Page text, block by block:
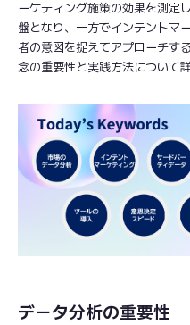
ーケティング施策の効果を測定
盤となり、一方でインテントマ
者の意図を捉えてアプローチす
念の重要性と実践方法について詳
データ分析の重要性